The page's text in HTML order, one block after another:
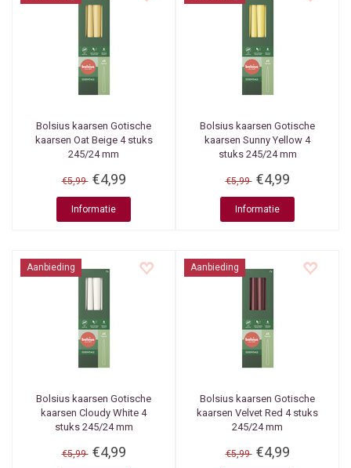
Bolsius kaarsen Gotische
kaarsen Oat Beige 4 stuks
245/24 mm
€5,99 €4,99
Informatie
Bolsius kaarsen Gotische
kaarsen Sunny Yellow 4
stuks 245/24 mm
€5,99 €4,99
Informatie
Aanbieding
Bolsius kaarsen Gotische
kaarsen Cloudy White 4
stuks 245/24 mm
€5,99 €4,99
Aanbieding
Bolsius kaarsen Gotische
kaarsen Velvet Red 4 stuks
245/24 mm
€5,99 €4,99